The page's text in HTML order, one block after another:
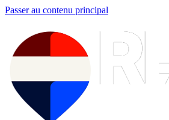
Passer au contenu principal